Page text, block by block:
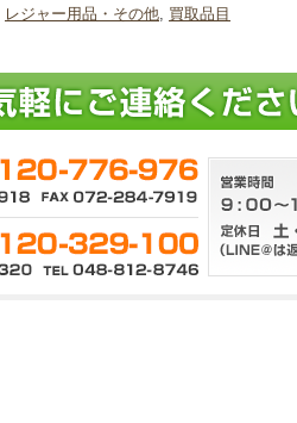
レジャー用品・その他, 買取品目